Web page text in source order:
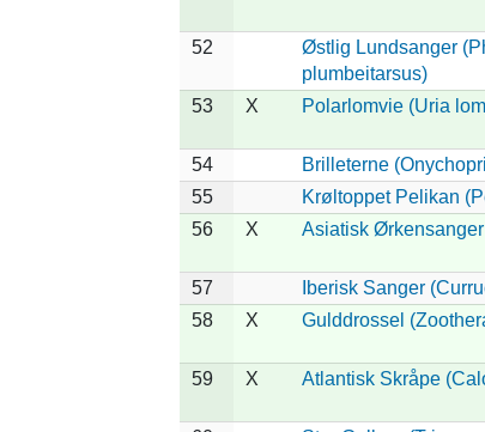
52
Østlig Lundsanger
plumbeitarsus)
53 X Polarlomvie (Uria
54 Brilleterne
55
Krøltoppet Pelikan
56
X Asiatisk
57 Iberisk Sanger
58
X Gulddrossel
59 X Atlantisk Skråpe